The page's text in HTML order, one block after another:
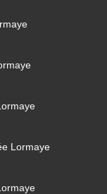
Lormaye